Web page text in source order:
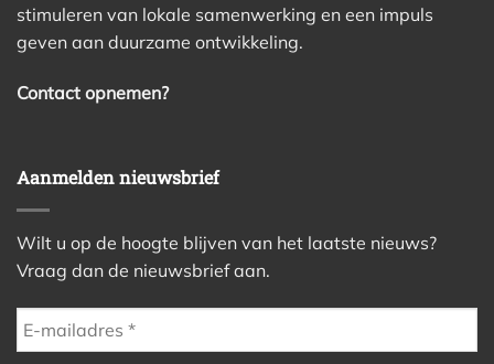
stimuleren van lokale samenwerking en een impuls
geven aan duurzame ontwikkeling.
Contact opnemen?
Aanmelden nieuwsbrief
Wilt u op de hoogte blijven van het laatste nieuws?
Vraag dan de nieuwsbrief aan.